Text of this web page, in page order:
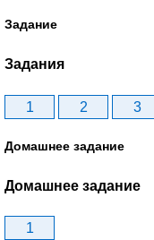
Задание
Задания
1 2 3
Домашнее задание
Домашнее задание
1